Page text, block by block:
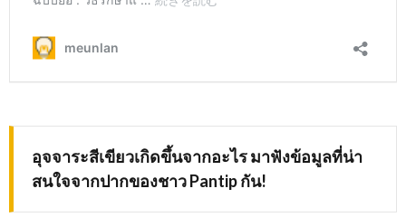
อุจจาระสีเขียวเกิดขึ้นจากอะไร มาฟังข้อมูลที่น่า
สนใจจากปากของชาวPantip กัน!